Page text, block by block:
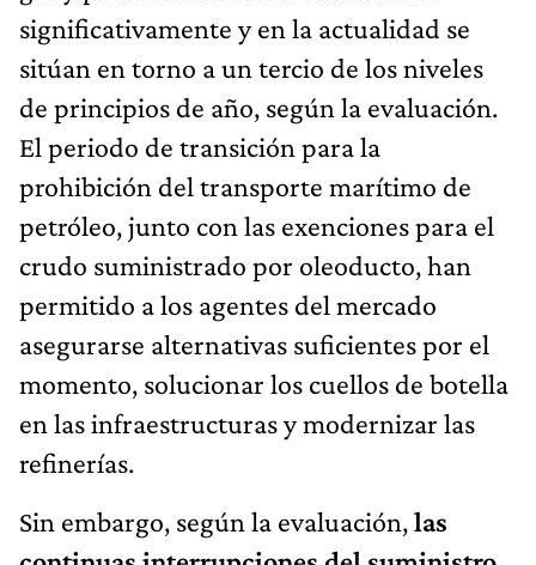
significativamente y en la actualidad se
sitúan en torno a un tercio de los niveles
de principios de año, según la evaluación.
El periodo de transición para la
prohibición del transporte marítimo de
petróleo, junto con las exenciones para el
crudo suministrado por oleoducto, han
permitido a los agentes del mercado
asegurarse alternativas suficientes por el
momento, solucionar los cuellos de botella
en las infraestructuras y modernizar las
refinerías.
Sin embargo, según la evaluación,las